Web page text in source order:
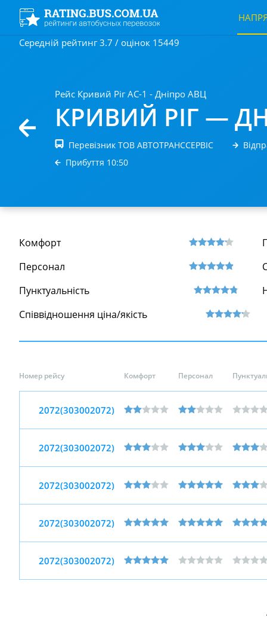
Середній рейтинг 3.7 / оцінок 15449
Рейс Кривий Ріг АС-1 - Дніпро АВЦ
КРИВИЙ РІГ —
Перевізник ТОВ АВТОТРАНССЕРВIС
Прибуття 10:50
Комфорт
Персонал
Пунктуальність
Співвідношення ціна/якість
Номер рейсу Комфорт Персонал
2072(303002072)
2072(303002072)
2072(303002072)
2072(303002072)
2072(303002072)